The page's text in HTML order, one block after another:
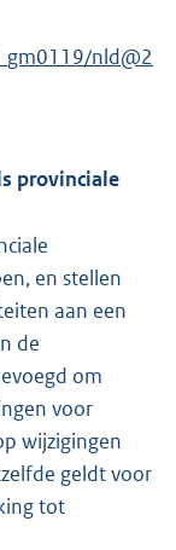
nld@2
provinciale
en stellen
aan een
de
om
voor
wijzigingen
geldt voor
tot